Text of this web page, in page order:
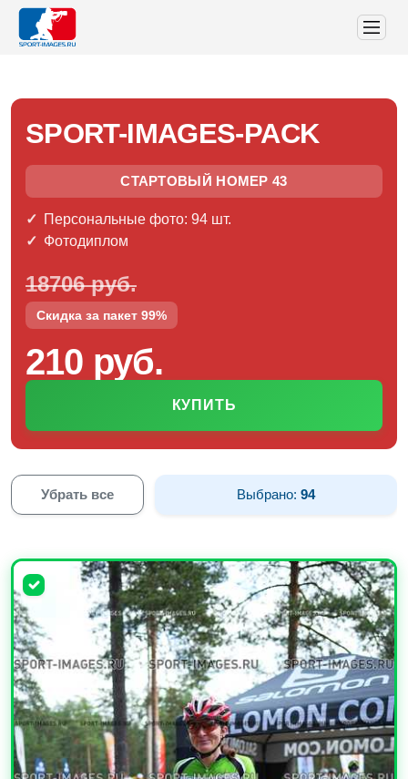
SPORT-IMAGES-PACK
СТАРТОВЫЙ НОМЕР 43
Персональные фото: 94 шт.
Фотодиплом
18706 руб.
Скидка за пакет 99%
210 руб.
КУПИТЬ
Убрать все Выбрано:94